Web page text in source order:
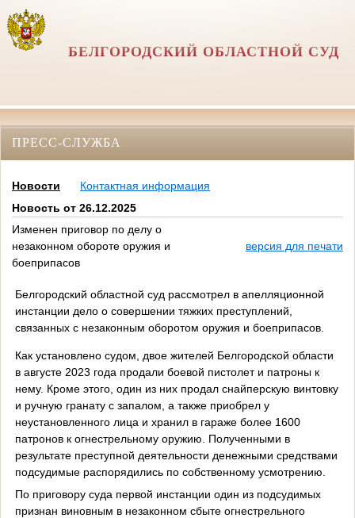
БЕЛГОРОДСКИЙ ОБЛАСТНОЙ СУД
ПРЕСС-СЛУЖБА
Новости
Контактная информация
Новость от 26.12.2025
Изменен приговор по делу о
незаконном обороте оружия и
боеприпасов
версия для печати
Белгородский областной суд рассмотрел в апелляционной
инстанции дело о совершении тяжких преступлений,
связанных с незаконным оборотом оружия и боеприпасов.
Как установлено судом, двое жителей Белгородской области
в августе 2023 года продали боевой пистолет и патроны к
нему. Кроме этого, один из них продал снайперскую винтовку
и ручную гранату с запалом, а также приобрел у
неустановленного лица и хранил в гараже более 1600
патронов к огнестрельному оружию. Полученными в
результате преступной деятельности денежными средствами
подсудимые распорядились по собственному усмотрению.
По приговору суда первой инстанции один из подсудимых
признан виновным в незаконном сбыте огнестрельного